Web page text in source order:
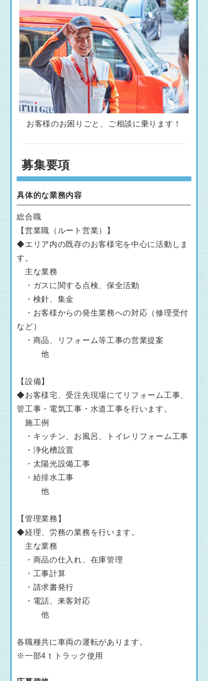
お客様のお困りごと、ご相談に乗ります！
募集要項
具体的な業務内容
総合職
【営業職（ルート営業）】
◆エリア内の既存のお客様宅を中心に活動しま
す。
主な業務
・ガスに関する点検、保全活動
・検針、集金
・お客様からの発生業務への対応（修理受付
など）
・商品、リフォーム等工事の営業提案
他
【設備】
◆お客様宅、受注先現場にてリフォーム工事、
管工事・電気工事・水道工事を行います。
施工例
・キッチン、お風呂、トイレリフォーム工事
・浄化槽設置
・太陽光設備工事
・給排水工事
他
【管理業務】
◆経理、労務の業務を行います。
主な業務
・商品の仕入れ、在庫管理
・工事計算
・請求書発行
・電話、来客対応
他
各職種共に車両の運転があります。
※一部4ｔトラック使用